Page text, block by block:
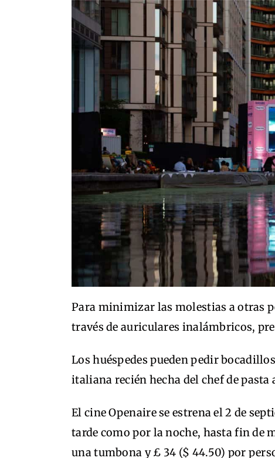
Para minimizar las molestias a otras
través de auriculares inalámbricos,
Los huéspedes pueden pedir
italiana recién hecha del chef de pasta
El cine Openaire se estrena el 2 de
tarde como por la noche, hasta fin de
una tumbona y £ 34 ($ 44.50) por